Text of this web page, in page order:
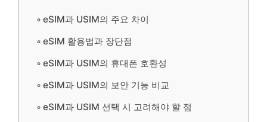
eSIM과 USIM의 주요 차이
eSIM 활용법과 장단점
eSIM과 USIM의 휴대폰 호환성
eSIM과 USIM의 보안 기능 비교
eSIM과 USIM 선택 시 고려해야 할 점